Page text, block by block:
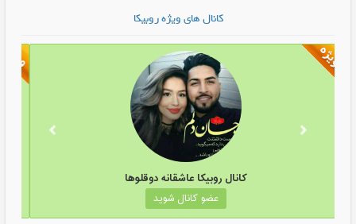
کانال های ویژه روبیکا
کانال روبیکا عاشقانه دوقلوها
عضو کانال شوید